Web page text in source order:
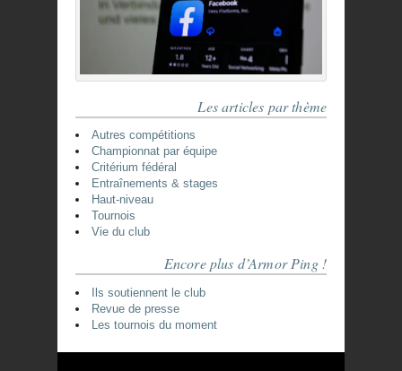
Les articles par thème
Autres compétitions
Championnat par équipe
Critérium fédéral
Entraînements & stages
Haut-niveau
Tournois
Vie du club
Encore plus d’Armor Ping !
Ils soutiennent le club
Revue de presse
Les tournois du moment